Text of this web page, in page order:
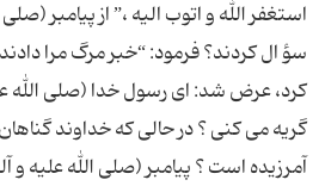
استغفر الله و اتوب الیه ،” از پیامبر
سؤ ال كردند؟ فرمود: “خبر مرگ مرا
كرد، عرض شد: اى رسول خدا (صلى الله
گریه مى كنى ؟ در حالى كه خداوند
آمرزیده است ؟ پیامبر (صلى الله علیه